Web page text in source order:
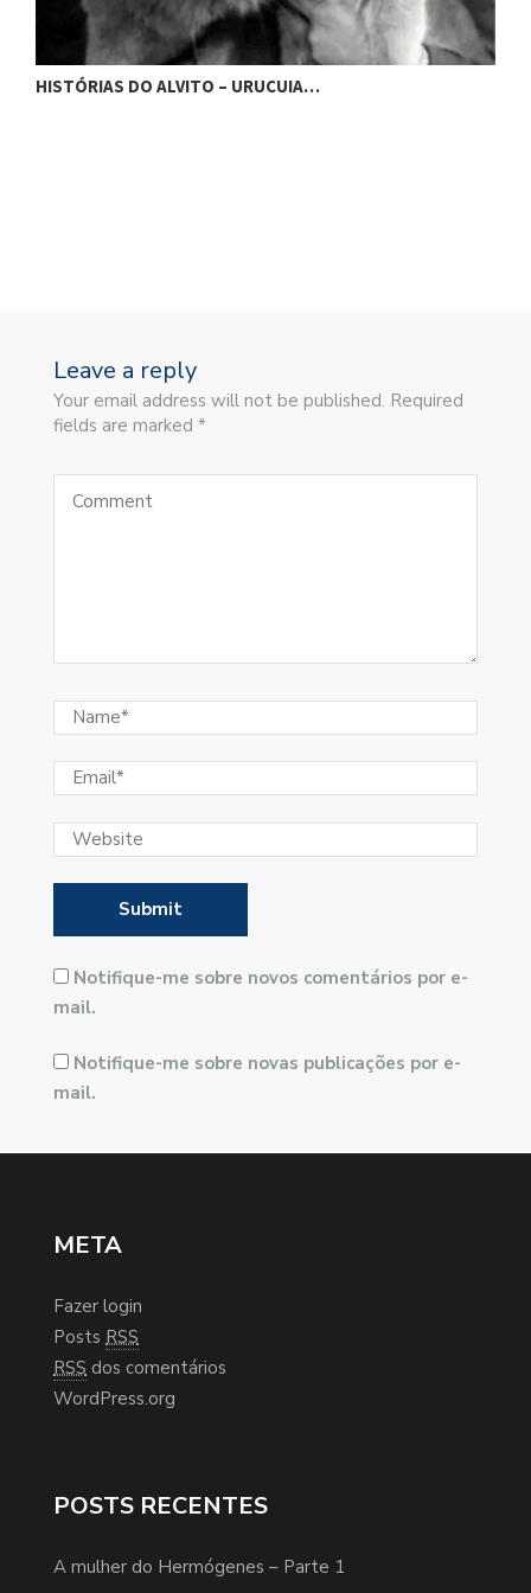
HISTÓRIAS DO ALVITO – URUCUIA…
Leave a reply
Your email address will not be published. Required
fields are marked *
Notifique-me sobre novos comentários por e-
mail.
Notifique-me sobre novas publicações por e-
mail.
META
Fazer login
Posts RSS
RSS dos comentários
WordPress.org
POSTS RECENTES
A mulher do Hermógenes – Parte 1